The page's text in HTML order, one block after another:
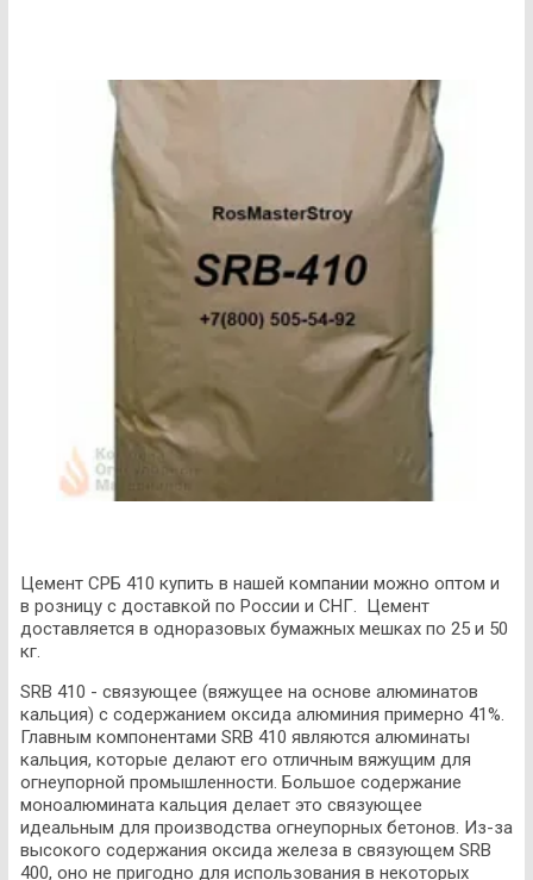
Цемент СРБ 410 купить в нашей компании можно оптом и
в розницу с доставкой по России и СНГ. Цемент
доставляется в одноразовых бумажных мешках по 25 и 50
кг.
SRB 410 - связующее (вяжущее на основе алюминатов
кальция) с содержанием оксида алюминия примерно 41%.
Главным компонентами SRB 410 являются алюминаты
кальция, которые делают его отличным вяжущим для
огнеупорной промышленности. Большое содержание
моноалюмината кальция делает это связующее
идеальным для производства огнеупорных бетонов. Из-за
высокого содержания оксида железа в связующем SRB
400, оно не пригодно для использования в некоторых